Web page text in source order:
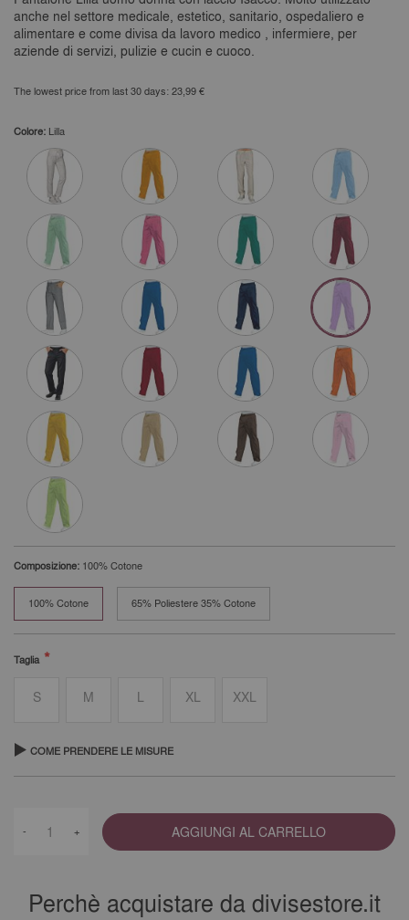
anche nel settore medicale, estetico, sanitario, ospedaliero e
alimentare e come divisa da lavoro medico , infermiere, per
aziende di servizi, pulizie e cucin e cuoco.
The lowest price from last 30 days: 23,99 €
Colore: Lilla
Composizione: 100% Cotone
100% Cotone 65% Poliestere 35% Cotone
Taglia
S M L XL XXL
COME PRENDERE LE MISURE
- + AGGIUNGI AL CARRELLO
Perchè acquistare da divisestore.it